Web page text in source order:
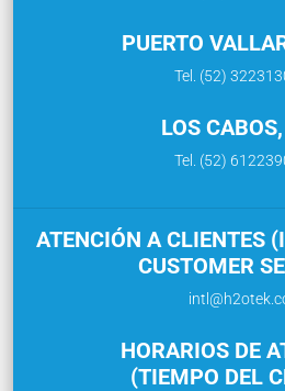
PUERTO
Tel. (52)
LOS
Tel. (52)
ATENCIÓN A CLIENTES
CUSTOMER
HORARIOS DE
(TIEMPO DEL